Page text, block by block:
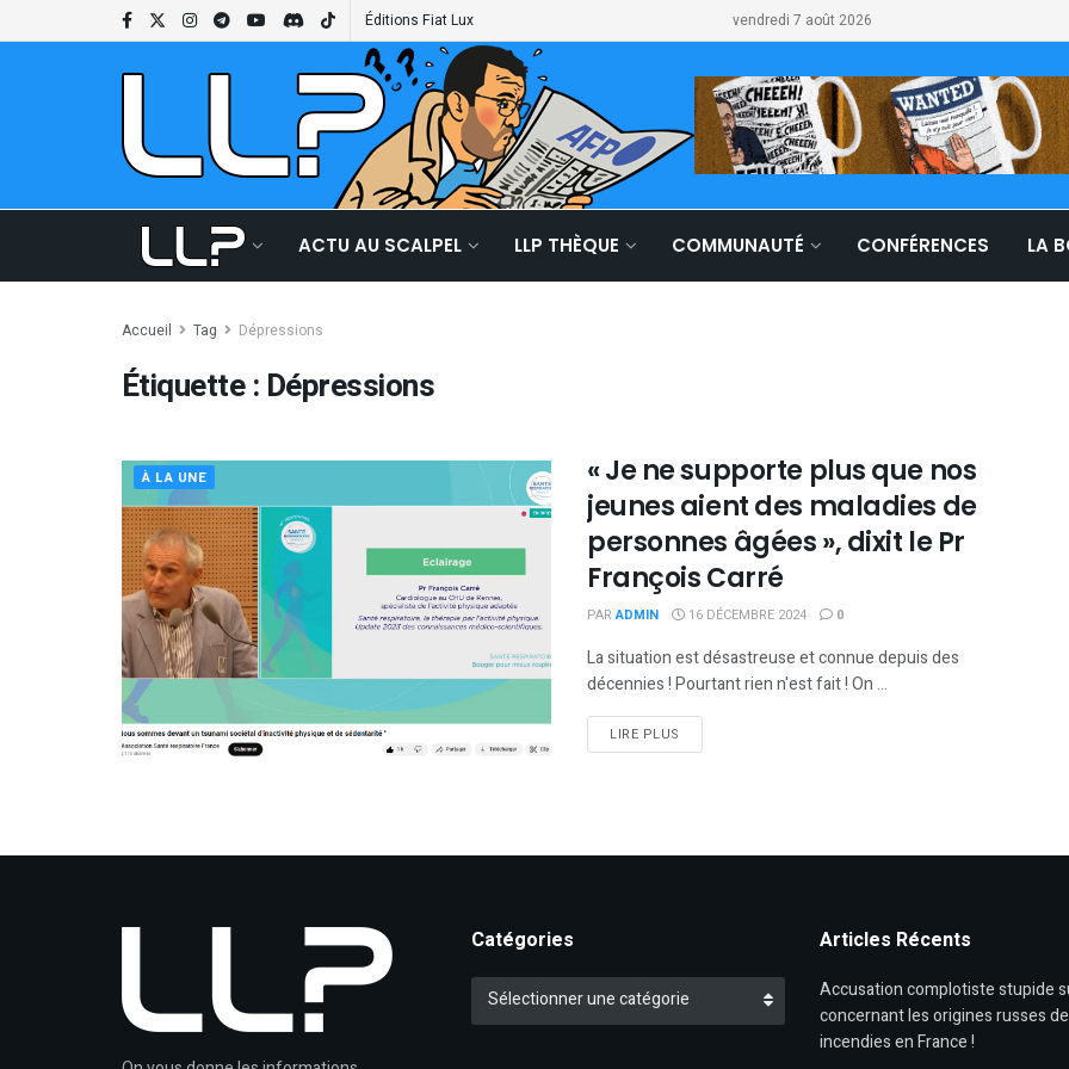
Éditions Fiat Lux vendredi 7 août 2026
ACTU AU SCALPEL LLP THÈQUE COMMUNAUTÉ CONFÉRENCES LA
Accueil Tag Dépressions
Étiquette : Dépressions
À LA UNE
« Je ne supporte plus que nos
jeunes aient des maladies de
personnes âgées », dixit le Pr
François Carré
PAR ADMIN 16 DÉCEMBRE 2024 0
La situation est désastreuse et connue depuis des
décennies ! Pourtant rien n'est fait ! On ...
LIRE PLUS
Catégories
Catégories
Sélectionner une catégorie
Articles Récents
Accusation complotiste stupide
concernant les origines russes
incendies en France !